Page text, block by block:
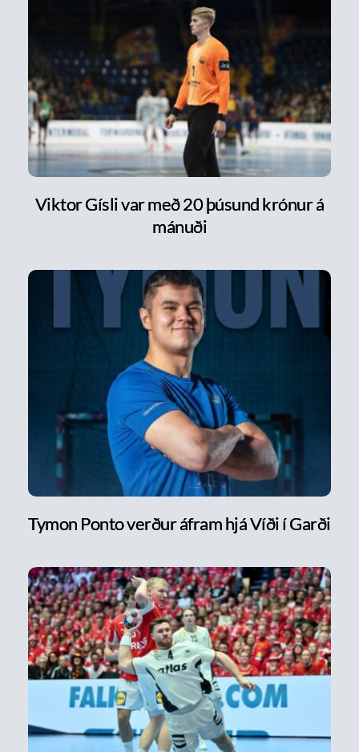
Viktor Gísli var með 20 þúsund krónur á
mánuði
Tymon Ponto verður áfram hjá Víði í Garði